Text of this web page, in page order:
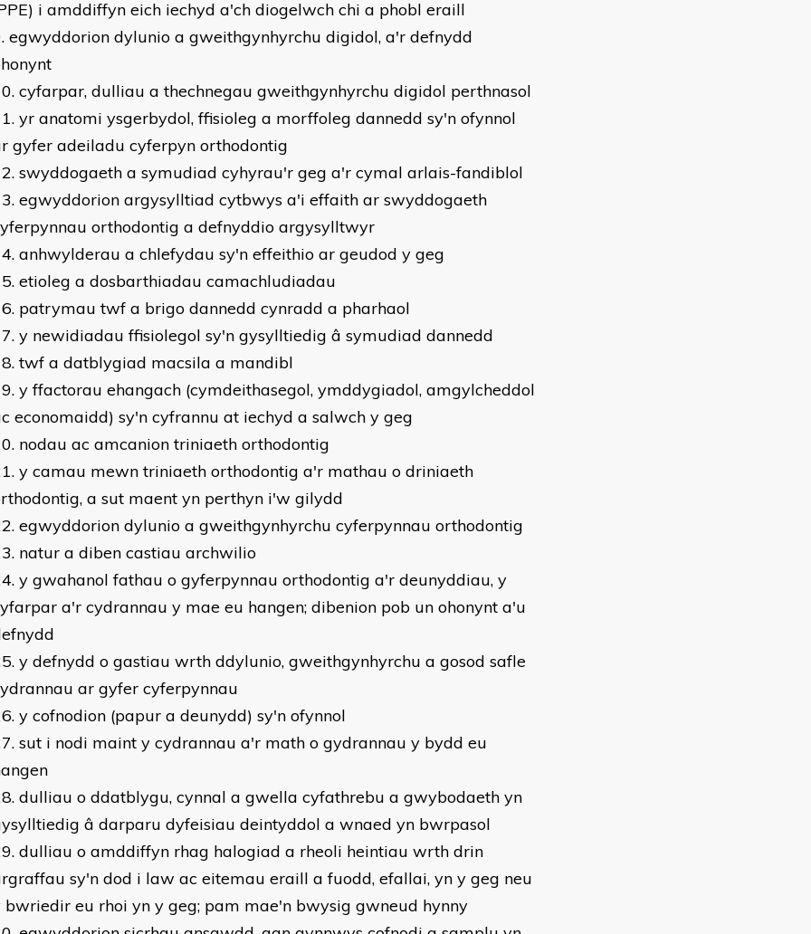
i amddiffyn eich iechyd a'ch diogelwch chi a phobl eraill
egwyddorion dylunio a gweithgynhyrchu digidol, a'r defnydd
cyfarpar, dulliau a thechnegau gweithgynhyrchu digidol perthnasol
yr anatomi ysgerbydol, ffisioleg a morffoleg dannedd sy'n ofynnol
gyfer adeiladu cyferpyn orthodontig
swyddogaeth a symudiad cyhyrau'r geg a'r cymal arlais-fandiblol
egwyddorion argysylltiad cytbwys a'i effaith ar swyddogaeth
orthodontig a defnyddio argysylltwyr
anhwylderau a chlefydau sy'n effeithio ar geudod y geg
etioleg a dosbarthiadau camachludiadau
patrymau twf a brigo dannedd cynradd a pharhaol
y newidiadau ffisiolegol sy'n gysylltiedig â symudiad dannedd
twf a datblygiad macsila a mandibl
y ffactorau ehangach (cymdeithasegol, ymddygiadol, amgylcheddol
economaidd) sy'n cyfrannu at iechyd a salwch y geg
nodau ac amcanion triniaeth orthodontig
y camau mewn triniaeth orthodontig a'r mathau o driniaeth
a sut maent yn perthyn i'w gilydd
egwyddorion dylunio a gweithgynhyrchu cyferpynnau orthodontig
natur a diben castiau archwilio
y gwahanol fathau o gyferpynnau orthodontig a'r deunyddiau, y
a'r cydrannau y mae eu hangen; dibenion pob un ohonynt a'u
y defnydd o gastiau wrth ddylunio, gweithgynhyrchu a gosod safle
ar gyfer cyferpynnau
y cofnodion (papur a deunydd) sy'n ofynnol
sut i nodi maint y cydrannau a'r math o gydrannau y bydd eu
dulliau o ddatblygu, cynnal a gwella cyfathrebu a gwybodaeth yn
â darparu dyfeisiau deintyddol a wnaed yn bwrpasol
dulliau o amddiffyn rhag halogiad a rheoli heintiau wrth drin
sy'n dod i law ac eitemau eraill a fuodd, efallai, yn y geg neu
bwriedir eu rhoi yn y geg; pam mae'n bwysig gwneud hynny